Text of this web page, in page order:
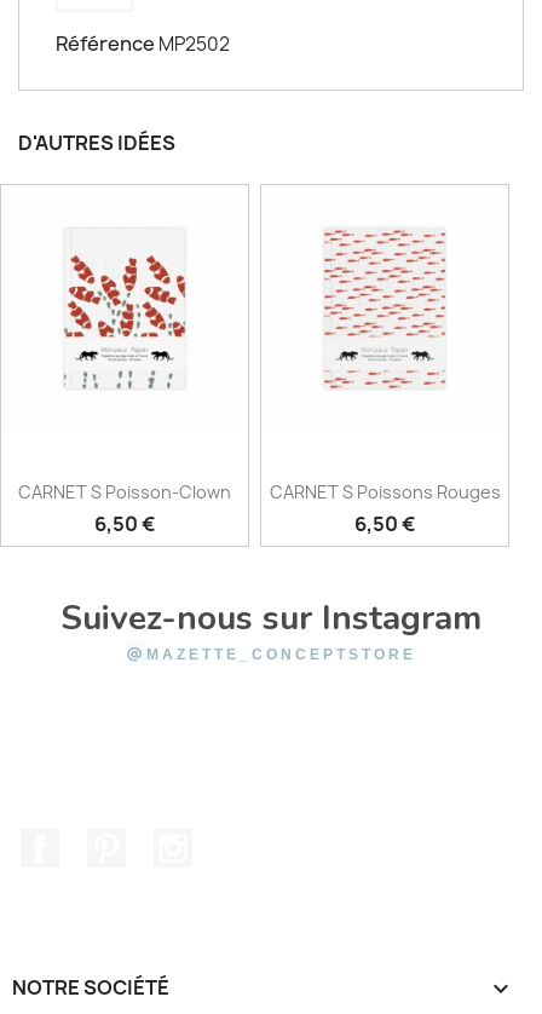
Référence MP2502
D'AUTRES IDÉES
CARNET S Poisson-Clown
Prix
6,50 €
CARNET S Poissons Rouges
Prix
6,50 €
Suivez-nous sur Instagram
@ MAZETTE_CONCEPTSTORE
NOTRE SOCIÉTÉ 